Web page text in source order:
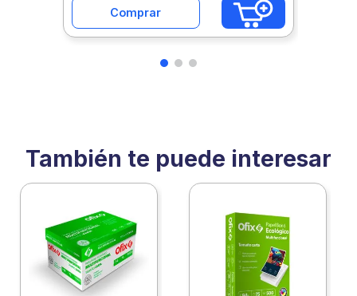
Comprar
También te puede interesar